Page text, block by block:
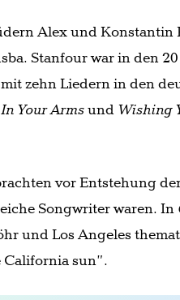
Alex und Konstantin
Stanfour war in den
zehn Liedern in den
In Your Armsund Wishing
vor Entstehung
Songwriter waren. In
und Los Angeles
sun”.